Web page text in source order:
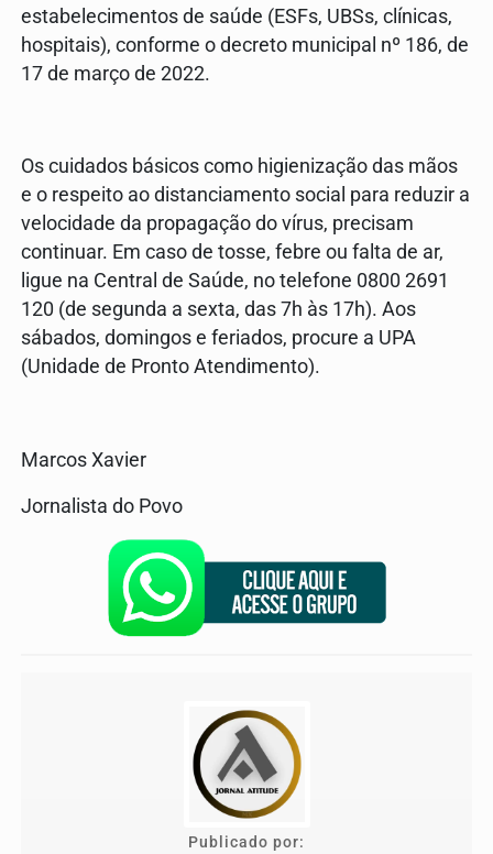
estabelecimentos de saúde (ESFs, UBSs, clínicas,
hospitais), conforme o decreto municipal nº 186, de
17 de março de 2022.
Os cuidados básicos como higienização das mãos
e o respeito ao distanciamento social para reduzir a
velocidade da propagação do vírus, precisam
continuar. Em caso de tosse, febre ou falta de ar,
ligue na Central de Saúde, no telefone 0800 2691
120 (de segunda a sexta, das 7h às 17h). Aos
sábados, domingos e feriados, procure a UPA
(Unidade de Pronto Atendimento).
Marcos Xavier
Jornalista do Povo
Publicado por: